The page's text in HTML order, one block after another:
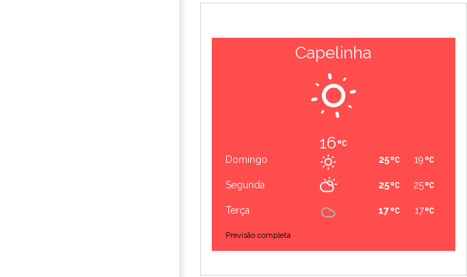
Capelinha
16
Domingo 19
25
Segunda 25
25
Terça 17
17
Previsão completa